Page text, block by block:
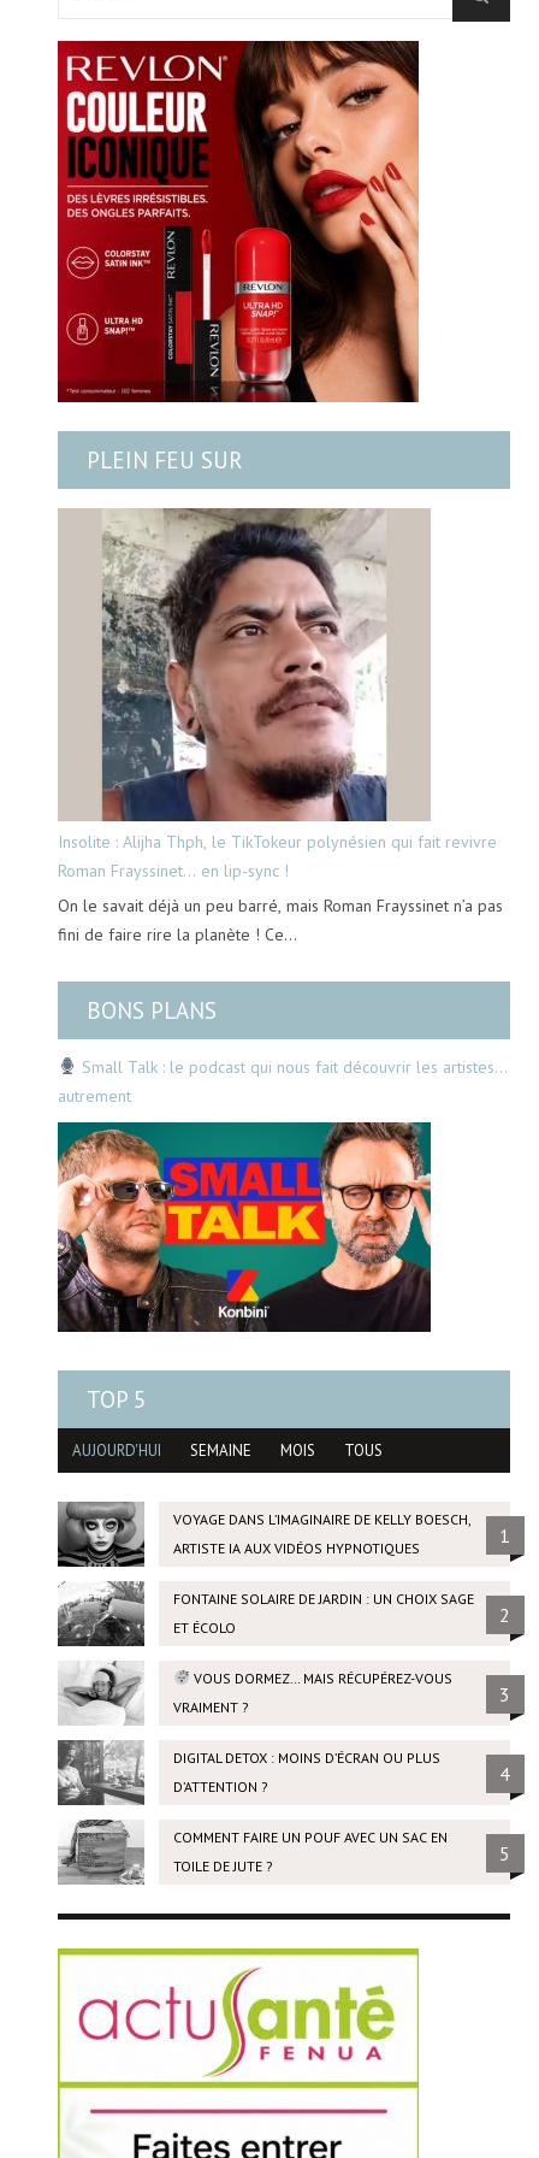
PLEIN FEU SUR
Insolite : Alijha Thph, le TikTokeur polynésien qui fait revivre
Roman Frayssinet… en lip-sync !
On le savait déjà un peu barré, mais Roman Frayssinet n’a pas
fini de faire rire la planète ! Ce…
BONS PLANS
Small Talk : le podcast qui nous fait découvrir les artistes…
autrement
TOP 5
AUJOURD'HUI SEMAINE MOIS TOUS
VOYAGE DANS L’IMAGINAIRE DE KELLY BOESCH,
ARTISTE IA AUX VIDÉOS HYPNOTIQUES
1
FONTAINE SOLAIRE DE JARDIN : UN CHOIX SAGE
ET ÉCOLO
2
VOUS DORMEZ… MAIS RÉCUPÉREZ-VOUS
VRAIMENT ?
3
DIGITAL DETOX : MOINS D’ÉCRAN OU PLUS
D’ATTENTION ?
4
COMMENT FAIRE UN POUF AVEC UN SAC EN
TOILE DE JUTE ?
5